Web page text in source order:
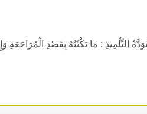
: مَا يَكْتُبُهُ بِقَصْدِ الْمُرَاجَعَةِ